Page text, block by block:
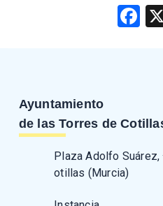
Ayuntamiento
de las Torres de
Plaza Adolfo Suárez,
otillas (Murcia)